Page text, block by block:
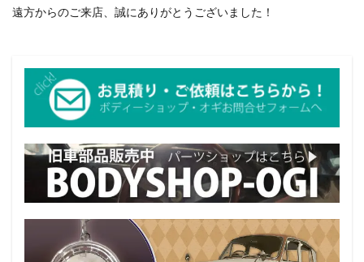
遠方からのご来店、誠にありがとうございました！